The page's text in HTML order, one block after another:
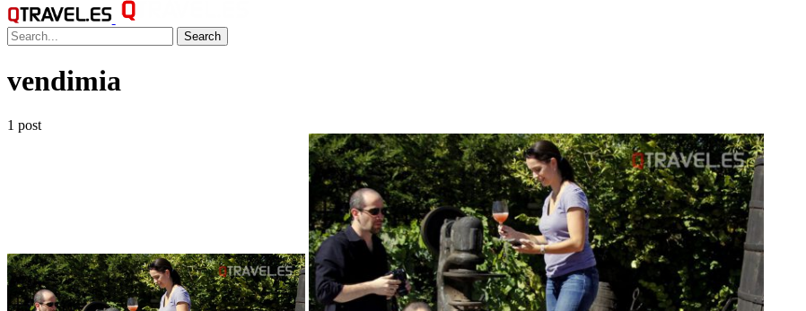
Search
vendimia
1 post